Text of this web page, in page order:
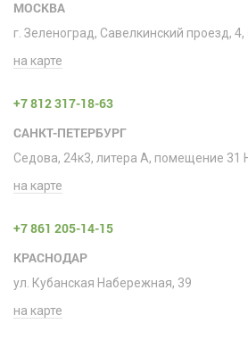
МОСКВА
г. Зеленоград, Савелкинский проезд,
на карте
+7 812 317-18-63
САНКТ-ПЕТЕРБУРГ
Седова, 24к3, литера А, помещение 31
на карте
+7 861 205-14-15
КРАСНОДАР
ул. Кубанская Набережная, 39
на карте